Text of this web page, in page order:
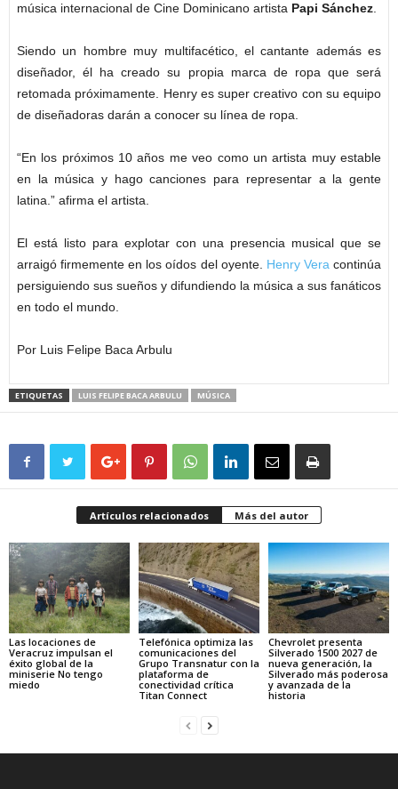
música internacional de Cine Dominicano artista Papi Sánchez.
Siendo un hombre muy multifacético, el cantante además es
diseñador, él ha creado su propia marca de ropa que será
retomada próximamente. Henry es super creativo con su equipo
de diseñadoras darán a conocer su línea de ropa.
“En los próximos 10 años me veo como un artista muy estable
en la música y hago canciones para representar a la gente
latina.” afirma el artista.
El está listo para explotar con una presencia musical que se
arraigó firmemente en los oídos del oyente. Henry Veracontinúa
persiguiendo sus sueños y difundiendo la música a sus fanáticos
en todo el mundo.
Por Luis Felipe Baca Arbulu
ETIQUETAS LUIS FELIPE BACA ARBULU MÚSICA
Artículos relacionados Más del autor
Las locaciones de
Veracruz impulsan el
éxito global de la
miniserie No tengo
miedo
Telefónica optimiza las
comunicaciones del
Grupo Transnatur con la
plataforma de
conectividad crítica
Titan Connect
Chevrolet presenta
Silverado 1500 2027 de
nueva generación, la
Silverado más poderosa
y avanzada de la
historia